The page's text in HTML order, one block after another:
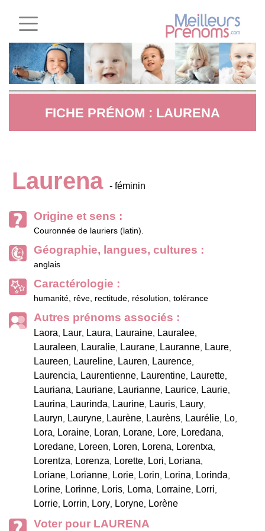
FICHE PRÉNOM : LAURENA
Laurena - féminin
Origine et sens :
Couronnée de lauriers (latin).
Géographie, langues, cultures :
anglais
Caractérologie :
humanité, rêve, rectitude, résolution, tolérance
Autres prénoms associés :
Laora, Laur, Laura, Lauraine, Lauralee,
Lauraleen, Lauralie, Laurane, Lauranne, Laure,
Laureen, Laureline, Lauren, Laurence,
Laurencia, Laurentienne, Laurentine, Laurette,
Lauriana, Lauriane, Laurianne, Laurice, Laurie,
Laurina, Laurinda, Laurine, Lauris, Laury,
Lauryn, Lauryne, Laurène, Laurèns, Laurélie, Lo,
Lora, Loraine, Loran, Lorane, Lore, Loredana,
Loredane, Loreen, Loren, Lorena, Lorentxa,
Lorentza, Lorenza, Lorette, Lori, Loriana,
Loriane, Lorianne, Lorie, Lorin, Lorina, Lorinda,
Lorine, Lorinne, Loris, Lorna, Lorraine, Lorri,
Lorrie, Lorrin, Lory, Loryne, Lorène
Voter pour LAURENA